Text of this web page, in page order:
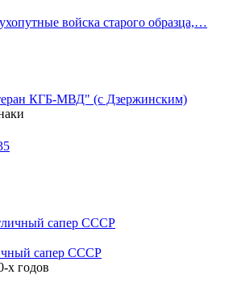
войска старого образца,…
КГБ-МВД" (с Дзержинским)
сапер СССР
х годов